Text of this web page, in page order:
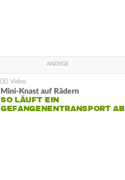
Mini-Knast auf Rädern
SO LÄUFT EIN
GEFANGENENTRANSPORT AB